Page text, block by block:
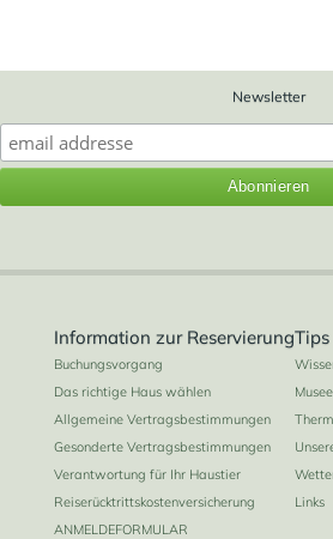
Newsletter
Information zur Reservierung
Buchungsvorgang
Das richtige Haus wählen
Allgemeine Vertragsbestimmungen
Gesonderte Vertragsbestimmungen
Verantwortung für Ihr Haustier
Reiserücktrittskostenversicherung
ANMELDEFORMULAR
Links